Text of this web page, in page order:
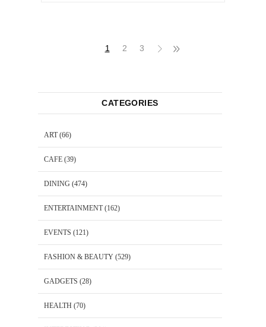
1 2 3
CATEGORIES
ART(66)
CAFE (39)
DINING (474)
ENTERTAINMENT(162)
EVENTS (121)
FASHION & BEAUTY (529)
GADGETS (28)
HEALTH (70)